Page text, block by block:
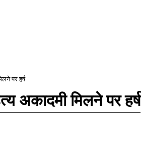
पर हर्ष
अकादमी मिलने पर हर्ष